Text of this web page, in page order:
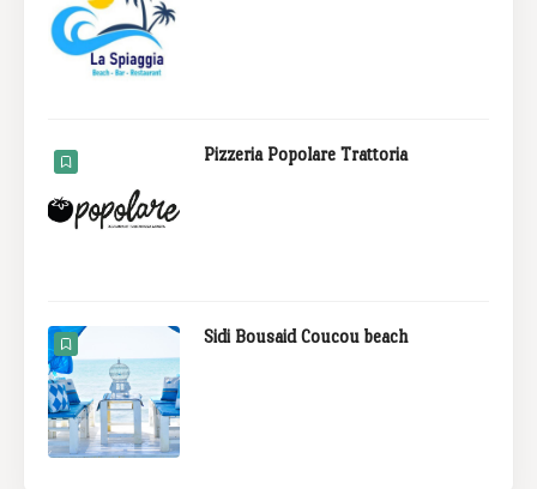
Pizzeria Popolare Trattoria
Sidi Bousaid Coucou beach